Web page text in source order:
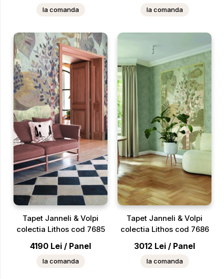
la comanda la comanda
Tapet Janneli & Volpi
colectia Lithos cod 7685
4190 Lei / Panel
la comanda
Tapet Janneli & Volpi
colectia Lithos cod 7686
3012 Lei / Panel
la comanda